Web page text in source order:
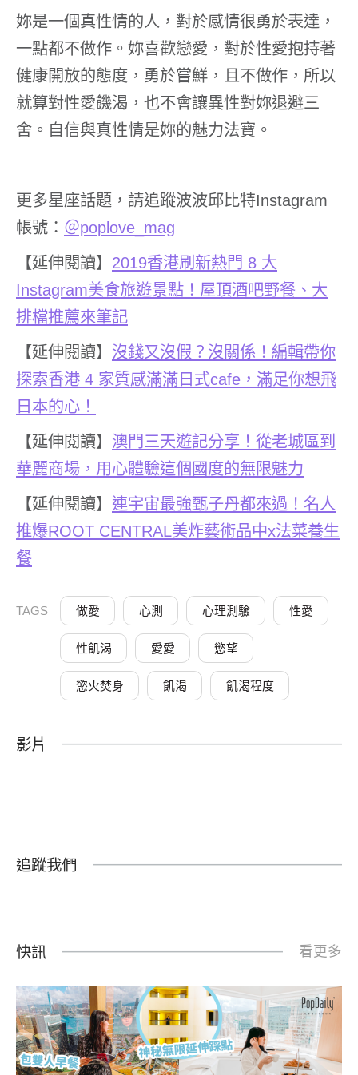
妳是一個真性情的人，對於感情很勇於表達，
一點都不做作。妳喜歡戀愛，對於性愛抱持著
健康開放的態度，勇於嘗鮮，且不做作，所以
就算對性愛饑渴，也不會讓異性對妳退避三
舍。自信與真性情是妳的魅力法寶。
更多星座話題，請追蹤波波邱比特Instagram
帳號： ＠poplove_mag
【延伸閱讀】 2019香港刷新熱門 8 大
Instagram美食旅遊景點！屋頂酒吧野餐、大
排檔推薦來筆記
【延伸閱讀】 沒錢又沒假？沒關係！編輯帶你
探索香港 4 家質感滿滿日式cafe ，滿足你想飛
日本的心！
【延伸閱讀】 澳門三天遊記分享！從老城區到
華麗商場，用心體驗這個國度的無限魅力
【延伸閱讀】 連宇宙最強甄子丹都來過！名人
推爆ROOT CENTRAL美炸藝術品中x法菜養生
餐
TAGS 做愛 心測 心理測驗 性愛
性飢渴 愛愛 慾望
慾火焚身 飢渴 飢渴程度
影片
追蹤我們
快訊 看更多